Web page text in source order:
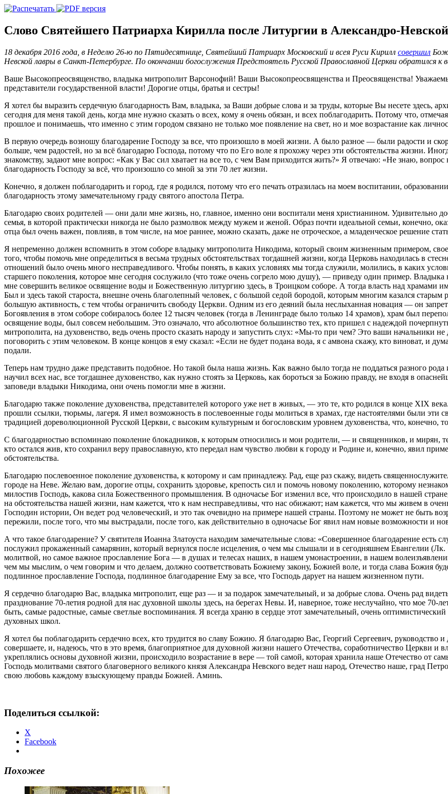
Слово Святейшего Патриарха Кирилла после Литургии в Александро-
18 декабря 2016 года, в Неделю 26-ю по Пятидесятнице, Святейший Патриарх Московский и всея Руси Кирилл совершил
Невской лавры в Санкт-Петербурге. По окончании богослужения Предстоятель Русской Православной Церкви обратился к
Ваше Высокопреосвященство, владыка митрополит Варсонофий! Ваши Высокопреосвященства и Преосвященства!
представители государственной власти! Дорогие отцы, братья и сестры!
Я хотел бы выразить сердечную благодарность Вам, владыка, за Ваши добрые слова и за труды, которые Вы несете здесь,
сегодня для меня такой день, когда мне нужно сказать о всех, кому я очень обязан, и всех поблагодарить. Потому что,
прошлое и понимаешь, что именно с этим городом связано не только мое появление на свет, но и мое возрастание как
В первую очередь возношу благодарение Господу за все, что произошло в моей жизни. А было разное — были радости и
больше, чем радостей, но за всё благодарю Господа, потому что по Его воле я прохожу через эти обстоятельства жизни.
знакомству, задают мне вопрос: «Как у Вас сил хватает на все то, с чем Вам приходится жить?» Я отвечаю: «Не знаю,
благодарность Господу за всё, что произошло со мной за эти 70 лет жизни.
Конечно, я должен поблагодарить и город, где я родился, потому что его печать отразилась на моем воспитании,
благодарность этому замечательному граду святого апостола Петра.
Благодарю своих родителей — они дали мне жизнь, но, главное, именно они воспитали меня христианином. Удивительно
семья, в которой практически никогда не было размолвок между мужем и женой. Образ почти идеальной семьи, конечно,
отца был очень важен, повлияв, в том числе, на мое раннее, можно сказать, даже не отроческое, а младенческое решение
Я непременно должен вспомнить в этом соборе владыку митрополита Никодима, который своим жизненным примером,
того, чтобы помочь мне определиться в весьма трудных обстоятельствах тогдашней жизни, когда Церковь находилась в
отношений было очень много несправедливого. Чтобы понять, в каких условиях мы тогда служили, молились, в каких
старшего поколения, которое мне сегодня сослужило (что тоже очень согрело мою душу), — приведу один пример.
мне совершить великое освящение воды и Божественную литургию здесь, в Троицком соборе. А тогда власть над храмами
Был и здесь такой староста, внешне очень благолепный человек, с большой седой бородой, которым многим казался старым
большую активность, с тем чтобы ограничить свободу Церкви. Одним из его деяний была неслыханная новация — он
Богоявления в этом соборе собиралось более 12 тысяч человек (тогда в Ленинграде было только 14 храмов), храм был
освящение воды, был совсем небольшим. Это означало, что абсолютное большинство тех, кто пришел с надеждой
митрополита, на духовенство, ведь очень просто сказать народу и запустить слух: «Мы-то при чем? Это ваши начальники
поговорить с этим человеком. В конце концов я ему сказал: «Если не будет подана вода, я с амвона скажу, кто виноват, и
подали.
Теперь нам трудно даже представить подобное. Но такой была наша жизнь. Как важно было тогда не поддаться разного
научил всех нас, все тогдашнее духовенство, как нужно стоять за Церковь, как бороться за Божию правду, не входя в
заповеди владыки Никодима, они очень помогли мне в жизни.
Благодарю также поколение духовенства, представителей которого уже нет в живых, — это те, кто родился в конце XIX
прошли ссылки, тюрьмы, лагеря. Я имел возможность в послевоенные годы молиться в храмах, где настоятелями были эти
традицией дореволюционной Русской Церкви, с высоким культурным и богословским уровнем духовенства, что, конечно,
С благодарностью вспоминаю поколение блокадников, к которым относились и мои родители, — и священников, и мирян,
кто остался жив, кто сохранил веру православную, кто передал нам чувство любви к городу и Родине и, конечно, явил
обстоятельства.
Благодарю послевоенное поколение духовенства, к которому и сам принадлежу. Рад, еще раз скажу, видеть
городе на Неве. Желаю вам, дорогие отцы, сохранить здоровье, крепость сил и помочь новому поколению, которому
милостив Господь, какова сила Божественного промышления. В одночасье Бог изменил все, что происходило в нашей
на обстоятельства нашей жизни, нам кажется, что к нам несправедливы, что нас обижают; нам кажется, что мы живем в
Господин истории, Он ведет род человеческий, и это так очевидно на примере нашей страны. Поэтому не может не быть
пережили, после того, что мы выстрадали, после того, как действительно в одночасье Бог явил нам новые возможности и
А что такое благодарение? У святителя Иоанна Златоуста находим замечательные слова: «Совершенное благодарение
послужил прокаженный самарянин, который вернулся после исцеления, о чем мы слышали и в сегодняшнем Евангелии
молитвой, но самое важное прославление Бога — в душах и телесах наших, в нашем умонастроении, в нашем
чем мы мыслим, о чем говорим и что делаем, должно соответствовать Божиему закону, Божией воле, и тогда слава Божия
подлинное прославление Господа, подлинное благодарение Ему за все, что Господь дарует на нашем жизненном пути.
Я сердечно благодарю Вас, владыка митрополит, еще раз — и за подарок замечательный, и за добрые слова. Очень рад
празднование 70-летия родной для нас духовной школы здесь, на берегах Невы. И, наверное, тоже неслучайно, что мое 70-
быть, самые радостные, самые светлые воспоминания. Я всегда храню в сердце этот замечательный, очень
духовных школ.
Я хотел бы поблагодарить сердечно всех, кто трудится во славу Божию. Я благодарю Вас, Георгий Сергеевич, руководство
совершаете, и, надеюсь, что в это время, благоприятное для духовной жизни нашего Отечества, соработничество Церкви и
укреплялись основы духовной жизни, происходило возрастание в вере — той самой, которая хранила наше Отечество от
Господь молитвами святого благоверного великого князя Александра Невского ведет наш народ, Отечество наше, град
свою любовь каждому взыскующему правды Божией. Аминь.
Поделиться ссылкой:
X
Facebook
Похожее